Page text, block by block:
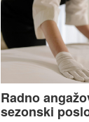
Radno
sezonski